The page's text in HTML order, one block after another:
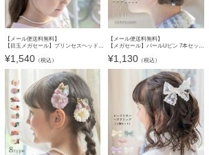
【メール便送料無料】
【目玉メガセール】プリンセスヘッドドレス キッズ カチューシャ 髪飾り ヘアアクセサリー YUP12 《メール便優先商品》
¥1,540（税込）
【メール便送料無料】
【メガセール】パールUピン 7本セット ヘアピン アクセサリー ヘアアクセサリー その他アクセサリー・小物 YUP4《メール便優先商品》
¥1,130 （税込）